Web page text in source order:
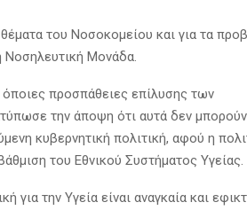
του Νοσοκομείου και για τα
Νοσηλευτική Μονάδα.
προσπάθειες επίλυσης των
την άποψη ότι αυτά δεν
κυβερνητική πολιτική, αφού η
του Εθνικού Συστήματος Υγείας.
για την Υγεία είναι αναγκαία και